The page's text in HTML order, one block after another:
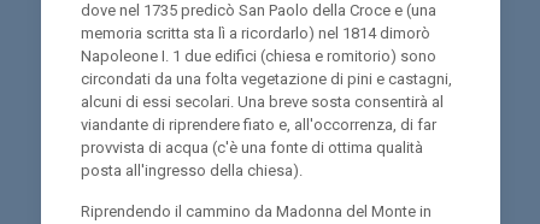
dove nel 1735 predicò San Paolo della Croce e (una
memoria scritta sta lì a ricordarlo) nel 1814 dimorò
Napoleone I. 1 due edifici (chiesa e romitorio) sono
circondati da una folta vegetazione di pini e castagni,
alcuni di essi secolari. Una breve sosta consentirà al
viandante di riprendere fiato e, all'occorrenza, di far
provvista di acqua (c'è una fonte di ottima qualità
posta all'ingresso della chiesa).
Riprendendo il cammino da Madonna del Monte in